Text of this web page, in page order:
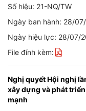
Số hiệu: 21-NQ/TW
Ngày ban hành: 28/
Ngày hiệu lực: 28/07/
File đính kèm:
Nghị quyết Hội nghị
xây dựng và phát
mạnh